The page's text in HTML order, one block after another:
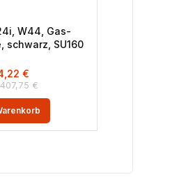
W44, Gas-
schwarz, SU160
€
€